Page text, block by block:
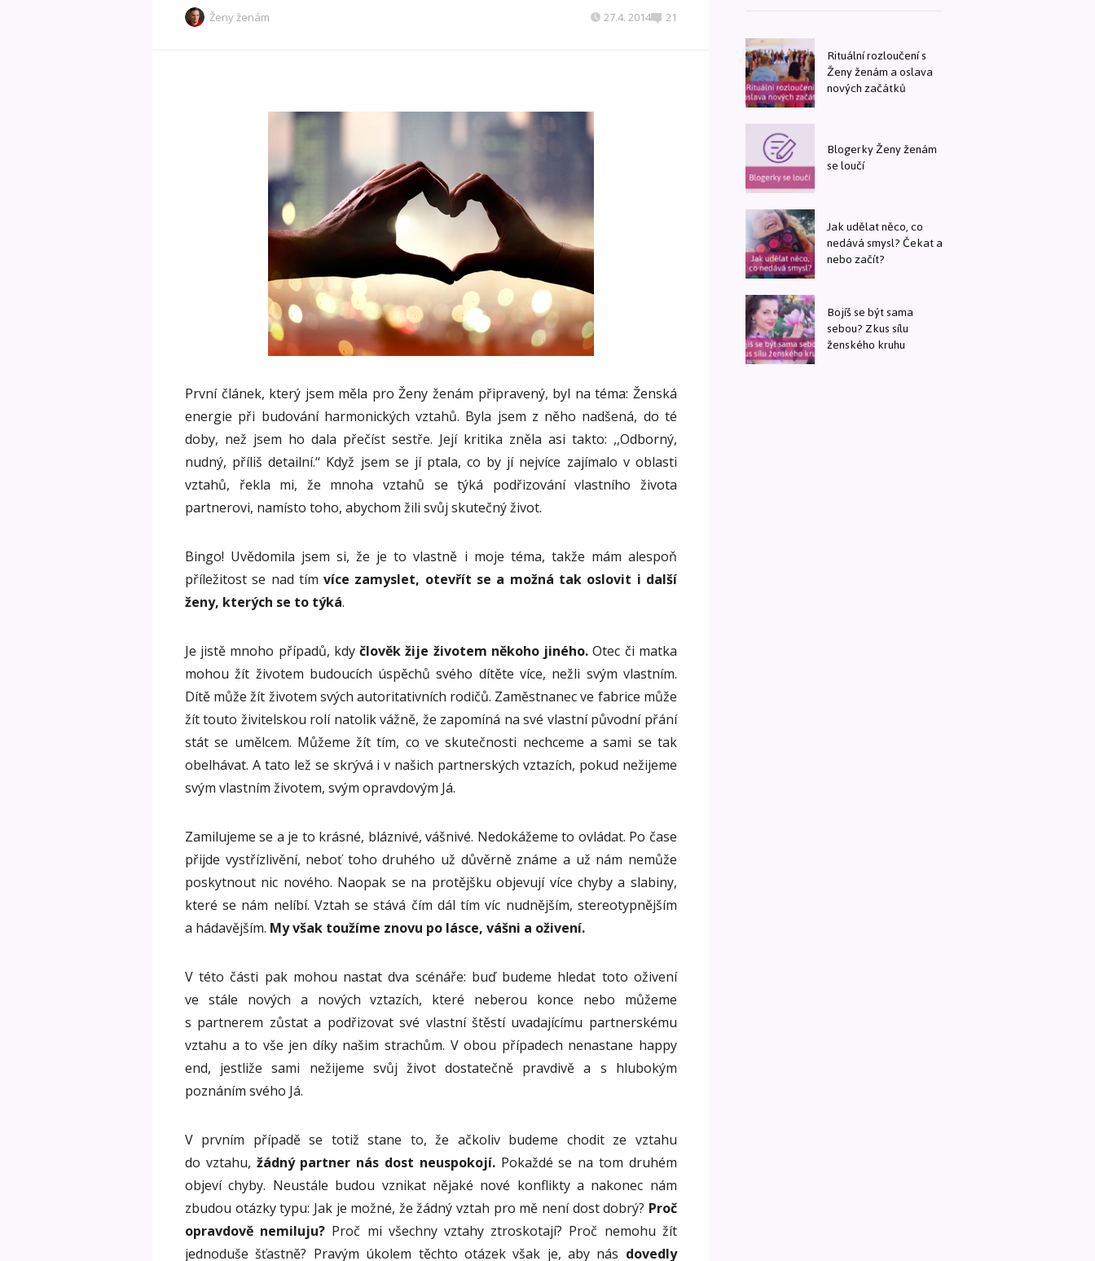
Ženy ženám 27.4. 2014 21
První článek, který jsem měla pro Ženy ženám připravený, byl na téma: Ženská
energie při budování harmonických vztahů. Byla jsem z něho nadšená, do té
doby, než jsem ho dala přečíst sestře. Její kritika zněla asi takto: ,,Odborný,
nudný, příliš detailní.‘‘ Když jsem se jí ptala, co by jí nejvíce zajímalo v oblasti
vztahů, řekla mi, že mnoha vztahů se týká podřizování vlastního života
partnerovi, namísto toho, abychom žili svůj skutečný život.
Bingo! Uvědomila jsem si, že je to vlastně i moje téma, takže mám alespoň
příležitost se nad tímvíce zamyslet, otevřít se a možná tak oslovit i další
ženy, kterých se to týká.
Je jistě mnoho případů, kdyčlověk žije životem někoho jiného. Otec či matka
mohou žít životem budoucích úspěchů svého dítěte více, nežli svým vlastním.
Dítě může žít životem svých autoritativních rodičů. Zaměstnanec ve fabrice může
žít touto živitelskou rolí natolik vážně, že zapomíná na své vlastní původní přání
stát se umělcem. Můžeme žít tím, co ve skutečnosti nechceme a sami se tak
obelhávat. A tato lež se skrývá i v našich partnerských vztazích, pokud nežijeme
svým vlastním životem, svým opravdovým Já.
Zamilujeme se a je to krásné, bláznivé, vášnivé. Nedokážeme to ovládat. Po čase
přijde vystřízlivění, neboť toho druhého už důvěrně známe a už nám nemůže
poskytnout nic nového. Naopak se na protějšku objevují více chyby a slabiny,
které se nám nelíbí. Vztah se stává čím dál tím víc nudnějším, stereotypnějším
a hádavějším. My však toužíme znovu po lásce, vášni a oživení.
V této části pak mohou nastat dva scénáře: buď budeme hledat toto oživení
ve stále nových a nových vztazích, které neberou konce nebo můžeme
s partnerem zůstat a podřizovat své vlastní štěstí uvadajícímu partnerskému
vztahu a to vše jen díky našim strachům. V obou případech nenastane happy
end, jestliže sami nežijeme svůj život dostatečně pravdivě a s hlubokým
poznáním svého Já.
V prvním případě se totiž stane to, že ačkoliv budeme chodit ze vztahu
do vztahu, žádný partner nás dost neuspokojí.Pokaždé se na tom druhém
objeví chyby. Neustále budou vznikat nějaké nové konflikty a nakonec nám
zbudou otázky typu: Jak je možné, že žádný vztah pro mě není dost dobrý? Proč
opravdově nemiluju? Proč mi všechny vztahy ztroskotají? Proč nemohu žít
jednoduše šťastně? Pravým úkolem těchto otázek však je, aby nás dovedly
Rituální rozloučení s
Ženy ženám a oslava
nových začátků
Blogerky Ženy ženám
se loučí
Jak udělat něco, co
nedává smysl? Čekat a
nebo začít?
Bojíš se být sama
sebou? Zkus sílu
ženského kruhu